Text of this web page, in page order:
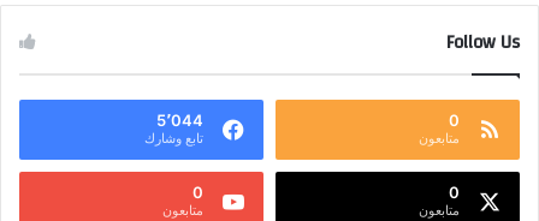
Follow Us
0
متابعون
5٬044
تابع وشارك
0
متابعون
0
متابعون